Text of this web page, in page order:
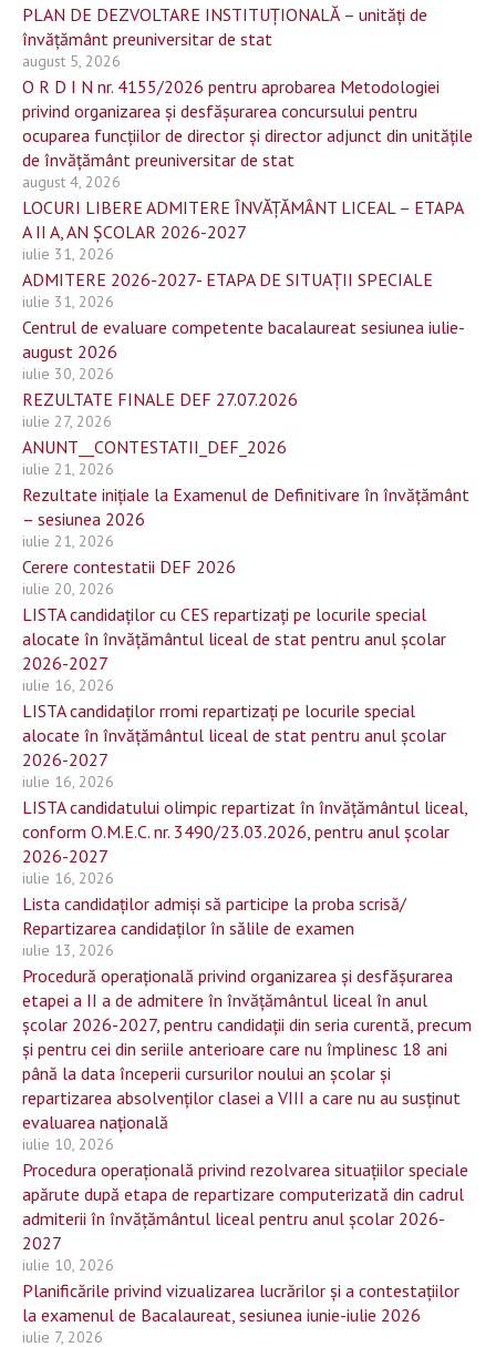
PLAN DE DEZVOLTARE INSTITUȚIONALĂ – unități de
învățământ preuniversitar de stat
august 5, 2026
O R D I N nr. 4155/2026 pentru aprobarea Metodologiei
privind organizarea și desfășurarea concursului pentru
ocuparea funcțiilor de director și director adjunct din unitățile
de învățământ preuniversitar de stat
august 4, 2026
LOCURI LIBERE ADMITERE ÎNVĂȚĂMÂNT LICEAL – ETAPA
A II A, AN ȘCOLAR 2026-2027
iulie 31, 2026
ADMITERE 2026-2027- ETAPA DE SITUAȚII SPECIALE
iulie 31, 2026
Centrul de evaluare competente bacalaureat sesiunea iulie-
august 2026
iulie 30, 2026
REZULTATE FINALE DEF 27.07.2026
iulie 27, 2026
ANUNT__CONTESTATII_DEF_2026
iulie 21, 2026
Rezultate inițiale la Examenul de Definitivare în învățământ
– sesiunea 2026
iulie 21, 2026
Cerere contestatii DEF 2026
iulie 20, 2026
LISTA candidaților cu CES repartizați pe locurile special
alocate în învățământul liceal de stat pentru anul școlar
2026-2027
iulie 16, 2026
LISTA candidaților rromi repartizați pe locurile special
alocate în învățământul liceal de stat pentru anul școlar
2026-2027
iulie 16, 2026
LISTA candidatului olimpic repartizat în învățământul liceal,
conform O.M.E.C. nr. 3490/23.03.2026, pentru anul școlar
2026-2027
iulie 16, 2026
Lista candidaților admiși să participe la proba scrisă/
Repartizarea candidaților în sălile de examen
iulie 13, 2026
Procedură operațională privind organizarea și desfășurarea
etapei a II a de admitere în învățământul liceal în anul
școlar 2026-2027, pentru candidații din seria curentă, precum
și pentru cei din seriile anterioare care nu împlinesc 18 ani
până la data începerii cursurilor noului an școlar și
repartizarea absolvenților clasei a VIII a care nu au susținut
evaluarea națională
iulie 10, 2026
Procedura operațională privind rezolvarea situațiilor speciale
apărute după etapa de repartizare computerizată din cadrul
admiterii în învățământul liceal pentru anul școlar 2026-
2027
iulie 10, 2026
Planificările privind vizualizarea lucrărilor și a contestațiilor
la examenul de Bacalaureat, sesiunea iunie-iulie 2026
iulie 7, 2026